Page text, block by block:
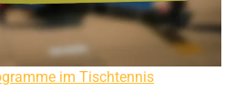
im Tischtennis